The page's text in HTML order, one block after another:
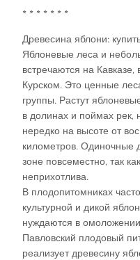
* * * * * * *
Древесина яблони:
Яблоневые леса и
встречаются на
Курском. Это ценные
группы. Растут
в долинах и поймах рек,
нередко на высоте от
километров. Одиночные
зоне повсеместно, так
неприхотлива.
В плодопитомниках
культурной и дикой
нуждаются в
Павловский плодовый
реализует древесину